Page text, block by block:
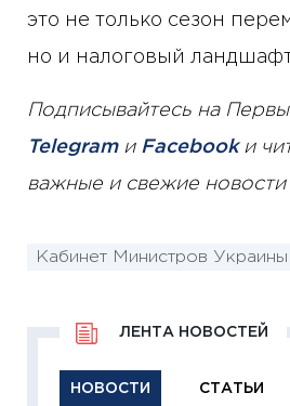
это не только сезон
но и налоговый
Подписывайтесь на
Telegramи Facebookи
важные и свежие
Кабинет Министров Украины
НОВОСТИ СТАТЬИ
ЛЕНТА НОВОСТЕЙ